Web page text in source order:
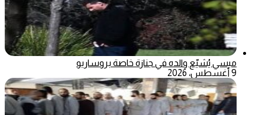
ميسي يُشيّع والده في جنازة خاصة بروساريو
9 أغسطس، 2026